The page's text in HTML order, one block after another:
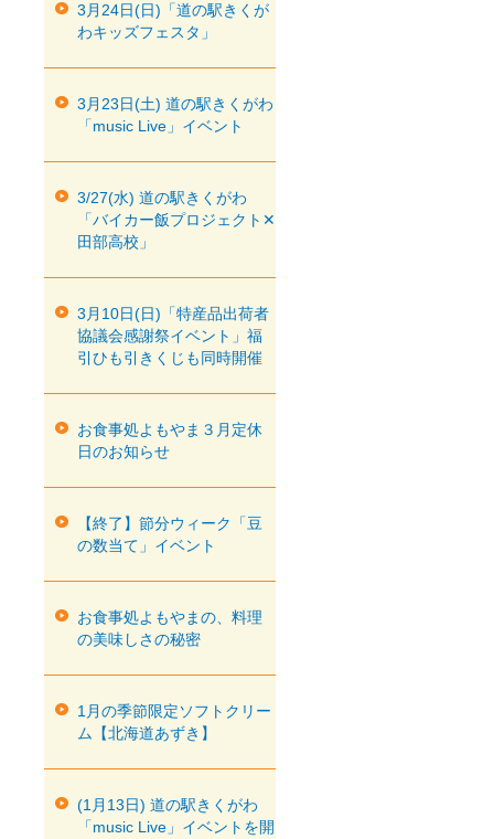
3月24日(日)「道の駅きくが
わキッズフェスタ」
3月23日(土) 道の駅きくがわ
「music Live」イベント
3/27(水) 道の駅きくがわ
「バイカー飯プロジェクト✕
田部高校」
3月10日(日)「特産品出荷者
協議会感謝祭イベント」福
引ひも引きくじも同時開催
お食事処よもやま３月定休
日のお知らせ
【終了】節分ウィーク「豆
の数当て」イベント
お食事処よもやまの、料理
の美味しさの秘密
1月の季節限定ソフトクリー
ム【北海道あずき】
(1月13日) 道の駅きくがわ
「music Live」イベントを開